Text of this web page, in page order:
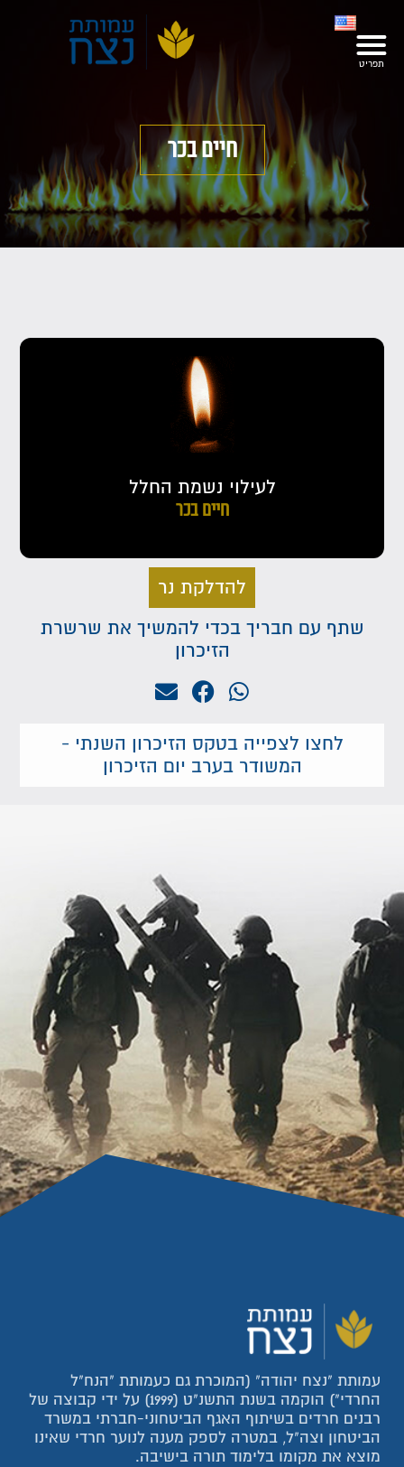
חיים בכר
לעילוי נשמת החלל
חיים בכר
להדלקת נר
שתף עם חבריך בכדי להמשיך את שרשרת
הזיכרון
לחצו לצפייה בטקס הזיכרון השנתי -
המשודר בערב יום הזיכרון
עמותת "נצח יהודה" (המוכרת גם כעמותת "הנח"ל
החרדי") הוקמה בשנת התשנ"ט (1999) על ידי קבוצה של
רבנים חרדים בשיתוף האגף הביטחוני-חברתי במשרד
הביטחון וצה"ל, במטרה לספק מענה לנוער חרדי שאינו
מוצא את מקומו בלימוד תורה בישיבה.